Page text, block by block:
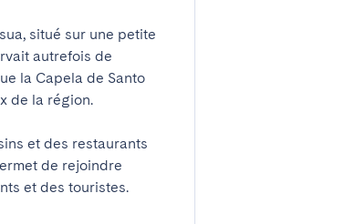
situé sur une petite
autrefois de
la Capela de Santo
de la région.
et des restaurants
de rejoindre
et des touristes.